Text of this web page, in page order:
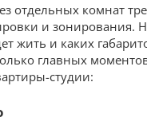
отдельных комнат
и зонирования.
жить и каких
главных
студии: